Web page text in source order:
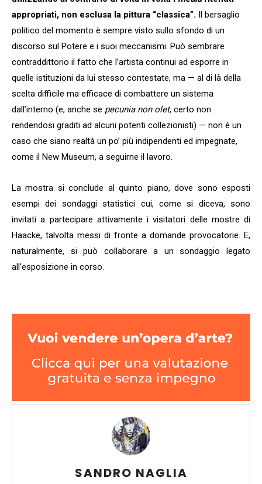
appropriati, non esclusa la pittura “classica”. Il bersaglio
politico del momento è sempre visto sullo sfondo di un
discorso sul Potere e i suoi meccanismi. Può sembrare
contraddittorio il fatto che l’artista continui ad esporre in
quelle istituzioni da lui stesso contestate, ma — al di là della
scelta difficile ma efficace di combattere un sistema
dall’interno (e, anche se pecunia non olet, certo non
rendendosi graditi ad alcuni potenti collezionisti) — non è un
caso che siano realtà un po’ più indipendenti ed impegnate,
come il New Museum, a seguirne il lavoro.
La mostra si conclude al quinto piano, dove sono esposti
esempi dei sondaggi statistici cui, come si diceva, sono
invitati a partecipare attivamente i visitatori delle mostre di
Haacke, talvolta messi di fronte a domande provocatorie. E,
naturalmente, si può collaborare a un sondaggio legato
all’esposizione in corso.
SANDRO NAGLIA